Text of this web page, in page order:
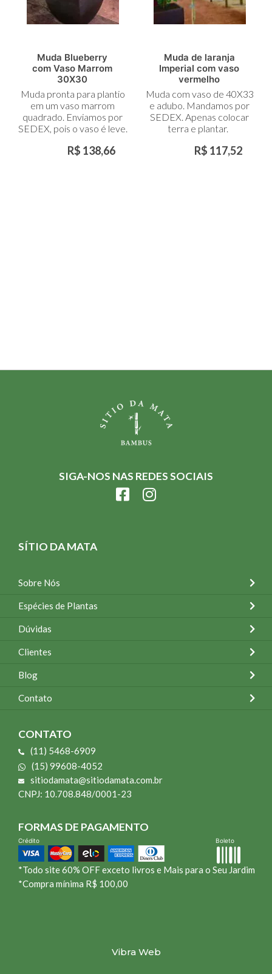
Muda Blueberry
com Vaso Marrom
30X30
Muda pronta para plantio
em um vaso marrom
quadrado. Enviamos por
SEDEX, pois o vaso é leve.
R$ 138,66
Muda de laranja
Imperial com vaso
vermelho
Muda com vaso de 40X33
e adubo. Mandamos por
SEDEX. Apenas colocar
terra e plantar.
R$ 117,52
SIGA-NOS NAS REDES SOCIAIS
SÍTIO DA MATA
Sobre Nós
Espécies de Plantas
Dúvidas
Clientes
Blog
Contato
CONTATO
(11) 5468-6909
(15) 99608-4052
sitiodamata@sitiodamata.com.br
CNPJ: 10.708.848/0001-23
FORMAS DE PAGAMENTO
Crédito Boleto
*Todo site 60% OFF exceto livros e Mais para o Seu Jardim
*Compra mínima R$ 100,00
Vibra Web